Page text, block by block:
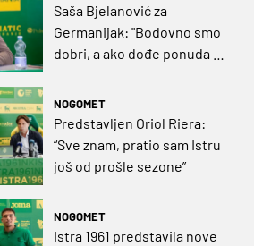
Saša Bjelanović za
Germanijak: "Bodovno smo
dobri, a ako dođe ponuda za
zadržati"
NOGOMET
Predstavljen Oriol Riera:
“Sve znam, pratio sam Istru
još od prošle sezone”
NOGOMET
Istra 1961 predstavila nove